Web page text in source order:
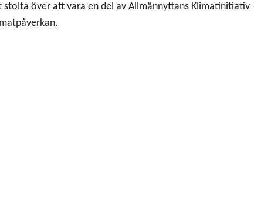
stolta över att vara en del av Allmännyttans